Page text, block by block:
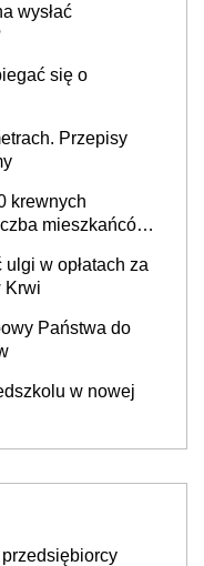
wysłać
się o
Przepisy
krewnych
mieszkańców
w opłatach za
Krwi
Państwa do
w nowej